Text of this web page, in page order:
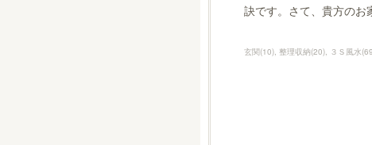
訣です。さて、貴方のお
玄関(10) 整理収納(20) ３Ｓ風水(69